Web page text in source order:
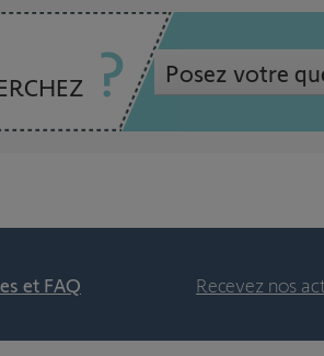
Posez votre
et FAQ Recevez nos